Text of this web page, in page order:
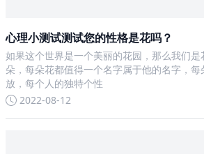
心理小测试测试您的性格是花吗？
如果这个世界是一个美丽的花园，那么我们
朵，每朵花都值得一个名字属于他的名字，
放，每个人的独特个性
2022-08-12